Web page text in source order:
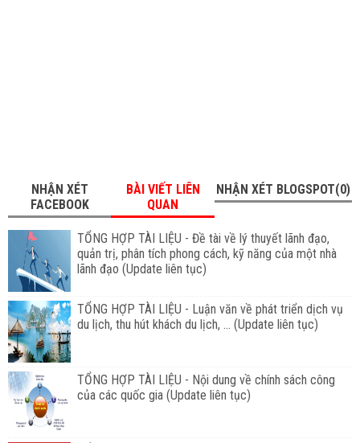
NHẬN XÉT
FACEBOOK
BÀI VIẾT LIÊN
QUAN
NHẬN XÉT BLOGSPOT(0)
TỔNG HỢP TÀI LIỆU - Đề tài về lý thuyết lãnh đạo,
quản trị, phân tích phong cách, kỹ năng của một nhà
lãnh đạo (Update liên tục)
TỔNG HỢP TÀI LIỆU - Luận văn về phát triển dịch vụ
du lịch, thu hút khách du lịch, ... (Update liên tục)
TỔNG HỢP TÀI LIỆU - Nội dung về chính sách công
của các quốc gia (Update liên tục)